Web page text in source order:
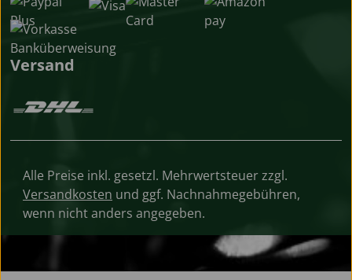
Versand
Alle Preise inkl. gesetzl. Mehrwertsteuer zzgl.
Versandkosten und ggf. Nachnahmegebühren,
wenn nicht anders angegeben.